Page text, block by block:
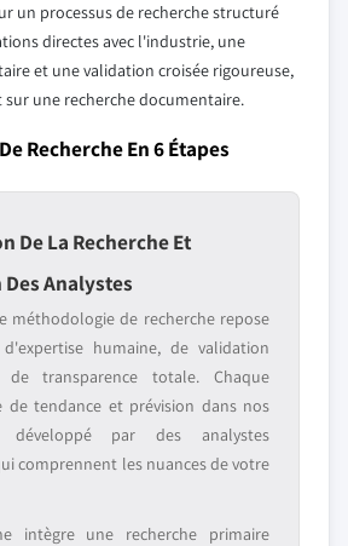
un processus de recherche structuré
directes avec l'industrie, une
et une validation croisée rigoureuse,
une recherche documentaire.
Recherche En 6 Étapes
De La Recherche Et
Analystes
méthodologie de recherche repose
humaine, de validation
de transparence totale. Chaque
de tendance et prévision dans nos
développé par des analystes
comprennent les nuances de votre
intègre une recherche primaire